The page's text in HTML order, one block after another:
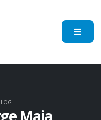
Maia